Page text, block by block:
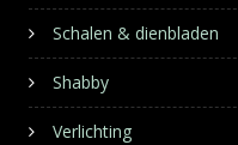
Schalen & dienbladen
Shabby
Verlichting